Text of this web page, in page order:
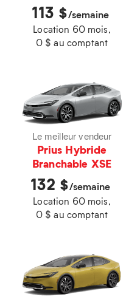
113 $/semaine
Location 60 mois,
0 $ au comptant
Le meilleur vendeur
Prius Hybride
Branchable XSE
132 $/semaine
Location 60 mois,
0 $ au comptant